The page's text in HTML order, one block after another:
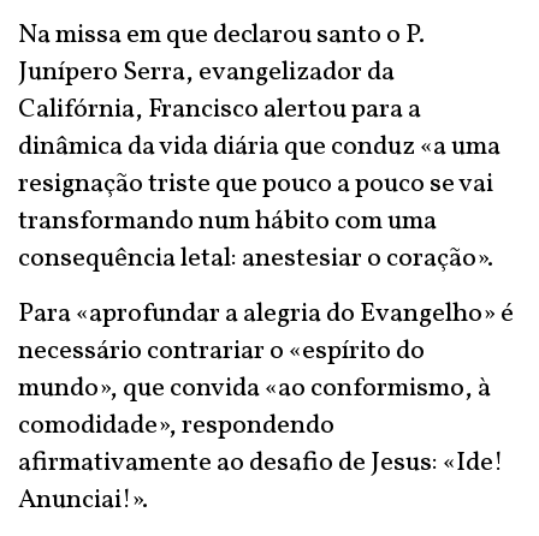
Na missa em que declarou santo o P.
Junípero Serra, evangelizador da
Califórnia, Francisco alertou para a
dinâmica da vida diária que conduz «a uma
resignação triste que pouco a pouco se vai
transformando num hábito com uma
consequência letal: anestesiar o coração».
Para «aprofundar a alegria do Evangelho» é
necessário contrariar o «espírito do
mundo», que convida «ao conformismo, à
comodidade», respondendo
afirmativamente ao desafio de Jesus: «Ide!
Anunciai!».